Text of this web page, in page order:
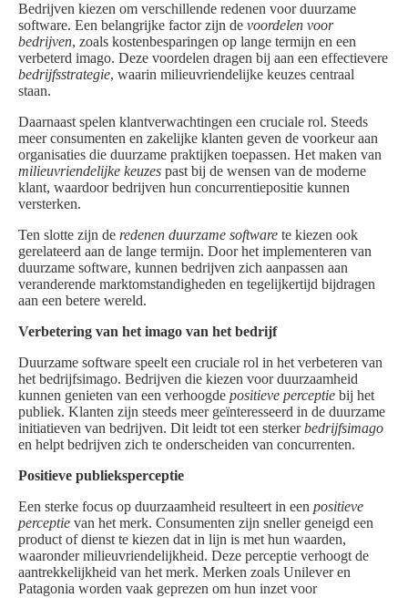
Bedrijven kiezen om verschillende redenen voor duurzame
software. Een belangrijke factor zijn de voordelen voor
bedrijven, zoals kostenbesparingen op lange termijn en een
verbeterd imago. Deze voordelen dragen bij aan een effectievere
bedrijfsstrategie, waarin milieuvriendelijke keuzes centraal
staan.
Daarnaast spelen klantverwachtingen een cruciale rol. Steeds
meer consumenten en zakelijke klanten geven de voorkeur aan
organisaties die duurzame praktijken toepassen. Het maken van
milieuvriendelijke keuzes past bij de wensen van de moderne
klant, waardoor bedrijven hun concurrentiepositie kunnen
versterken.
Ten slotte zijn de redenen duurzame software te kiezen ook
gerelateerd aan de lange termijn. Door het implementeren van
duurzame software, kunnen bedrijven zich aanpassen aan
veranderende marktomstandigheden en tegelijkertijd bijdragen
aan een betere wereld.
Verbetering van het imago van het bedrijf
Duurzame software speelt een cruciale rol in het verbeteren van
het bedrijfsimago. Bedrijven die kiezen voor duurzaamheid
kunnen genieten van een verhoogde positieve perceptie bij het
publiek. Klanten zijn steeds meer geïnteresseerd in de duurzame
initiatieven van bedrijven. Dit leidt tot een sterkerbedrijfsimago
en helpt bedrijven zich te onderscheiden van concurrenten.
Positieve publieksperceptie
Een sterke focus op duurzaamheid resulteert in een positieve
perceptie van het merk. Consumenten zijn sneller geneigd een
product of dienst te kiezen dat in lijn is met hun waarden,
waaronder milieuvriendelijkheid. Deze perceptie verhoogt de
aantrekkelijkheid van het merk. Merken zoals Unilever en
Patagonia worden vaak geprezen om hun inzet voor